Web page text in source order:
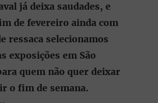
já deixa saudades, e
de fevereiro ainda com
ressaca selecionamos
exposições em São
quem não quer deixar
o fim de semana.